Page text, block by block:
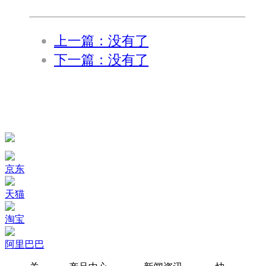
上一篇：没有了
下一篇：没有了
京东
天猫
淘宝
阿里巴巴